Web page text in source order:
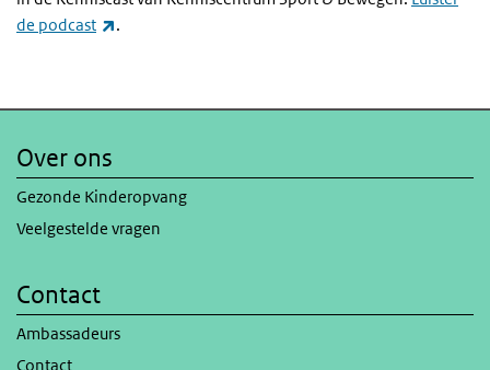
de podcast
(externe link)
.
Over ons
Gezonde Kinderopvang
Veelgestelde vragen
Contact
Ambassadeurs
Contact